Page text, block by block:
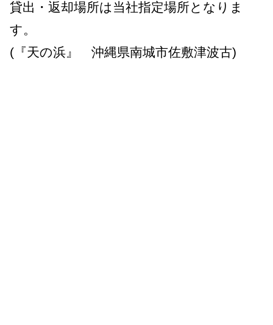
貸出・返却場所は当社指定場所となりま
す。
(『天の浜』 沖縄県南城市佐敷津波古)